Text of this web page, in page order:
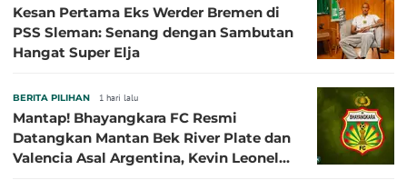
Kesan Pertama Eks Werder Bremen di
PSS Sleman: Senang dengan Sambutan
Hangat Super Elja
BERITA PILIHAN 1 hari lalu
Mantap! Bhayangkara FC Resmi
Datangkan Mantan Bek River Plate dan
Valencia Asal Argentina, Kevin Leonel